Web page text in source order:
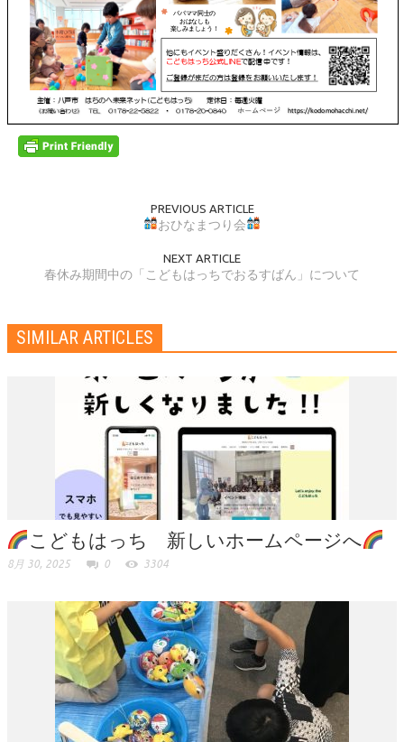
PREVIOUS ARTICLE
おひなまつり会
NEXT ARTICLE
春休み期間中の「こどもはっちでおるすばん」について
SIMILAR ARTICLES
こどもはっち 新しいホームページへ
8月 30, 2025 0 3304